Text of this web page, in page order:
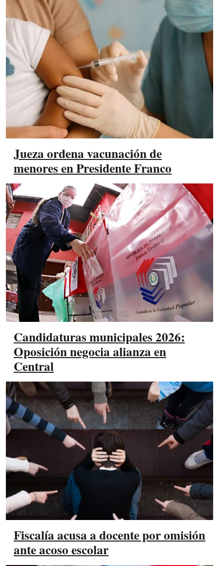
Jueza ordena vacunación de
menores en Presidente Franco
Candidaturas municipales 2026:
Oposición negocia alianza en
Central
Fiscalía acusa a docente por omisión
ante acoso escolar